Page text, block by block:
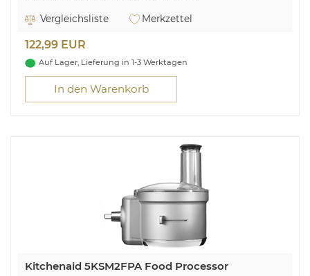
Präziser Geschwindigkeitsregler + Impuls-Funktion
Vergleichsliste Merkzettel
122,99 EUR
Auf Lager, Lieferung in 1-3 Werktagen
In den Warenkorb
Kitchenaid 5KSM2FPA Food Processor